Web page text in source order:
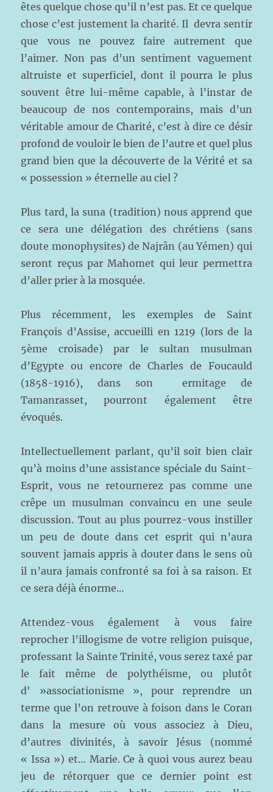
êtes quelque chose qu’il n’est pas. Et ce quelque
chose c’est justement la charité. Il devra sentir
que vous ne pouvez faire autrement que
l’aimer. Non pas d’un sentiment vaguement
altruiste et superficiel, dont il pourra le plus
souvent être lui-même capable, à l’instar de
beaucoup de nos contemporains, mais d’un
véritable amour de Charité, c’est à dire ce désir
profond de vouloir le bien de l’autre et quel plus
grand bien que la découverte de la Vérité et sa
« possession » éternelle au ciel ?
Plus tard, la suna (tradition) nous apprend que
ce sera une délégation des chrétiens (sans
doute monophysites) de Najrân (au Yémen) qui
seront reçus par Mahomet qui leur permettra
d’aller prier à la mosquée.
Plus récemment, les exemples de Saint
François d’Assise, accueilli en 1219 (lors de la
5ème croisade) par le sultan musulman
d’Egypte ou encore de Charles de Foucauld
(1858-1916), dans son ermitage de
Tamanrasset, pourront également être
évoqués.
Intellectuellement parlant, qu’il soit bien clair
qu’à moins d’une assistance spéciale du Saint-
Esprit, vous ne retournerez pas comme une
crêpe un musulman convaincu en une seule
discussion. Tout au plus pourrez-vous instiller
un peu de doute dans cet esprit qui n’aura
souvent jamais appris à douter dans le sens où
il n’aura jamais confronté sa foi à sa raison. Et
ce sera déjà énorme…
Attendez-vous également à vous faire
reprocher l’illogisme de votre religion puisque,
professant la Sainte Trinité, vous serez taxé par
le fait même de polythéisme, ou plutôt
d' »associationisme », pour reprendre un
terme que l’on retrouve à foison dans le Coran
dans la mesure où vous associez à Dieu,
d’autres divinités, à savoir Jésus (nommé
« Issa ») et… Marie. Ce à quoi vous aurez beau
jeu de rétorquer que ce dernier point est